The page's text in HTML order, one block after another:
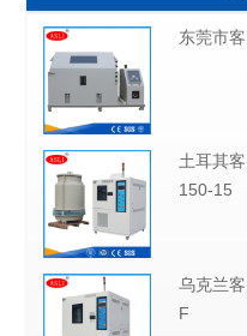
东莞市
土耳其
150-15
乌克兰
F